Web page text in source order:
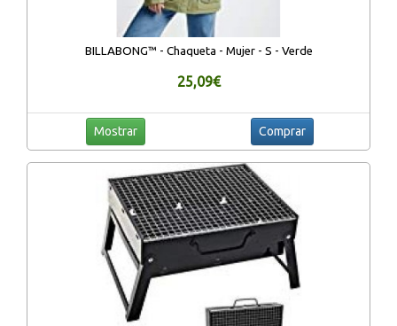
BILLABONG™ - Chaqueta - Mujer - S - Verde
25,09€
Mostrar Comprar